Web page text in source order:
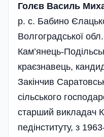
Голєв Василь
р. с. Бабино
Волгоградської
Кам’янець-
краєзнавець,
Закінчив
сільського
старший викладач
педінституту, з